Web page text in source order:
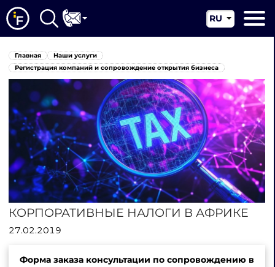
О нас
Наши услуги
Новости
Юрисдикции
Контакты
RU
EN
Главная
Наши услуги
Регистрация компаний и сопровождение открытия бизнеса
КОРПОРАТИВНЫЕ НАЛОГИ В АФРИКЕ
27.02.2019
Форма заказа консультации по сопровождению в